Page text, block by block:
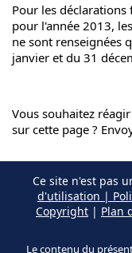
Pour les déclarations
pour l'année 2013,
ne sont renseignées
janvier et du 31
Vous souhaitez
sur cette page ?
Ce site n'est pas
d'utilisation |
Copyright | Plan
Le contenu du